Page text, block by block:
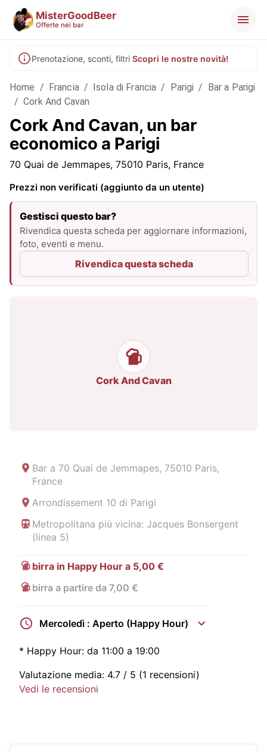
MisterGoodBeer
Offerte nei bar
Prenotazione, sconti, filtri Scopri le nostre novità!
Home / Francia / Isola di Francia / Parigi / Bar a Parigi
/ Cork And Cavan
Cork And Cavan, un bar
economico a Parigi
70 Quai de Jemmapes, 75010 Paris, France
Prezzi non verificati (aggiunto da un utente)
Gestisci questo bar?
Rivendica questa scheda per aggiornare informazioni,
foto, eventi e menu.
Rivendica questa scheda
Cork And Cavan
Bar a 70 Quai de Jemmapes, 75010 Paris,
France
Arrondissement 10 di Parigi
Metropolitana più vicina: Jacques Bonsergent
(linea 5)
birra in Happy Hour a 5,00 €
birra a partire da 7,00 €
Mercoledì : Aperto (Happy Hour)
* Happy Hour: da 11:00 a 19:00
Valutazione media: 4.7 / 5 (1 recensioni)
Vedi le recensioni